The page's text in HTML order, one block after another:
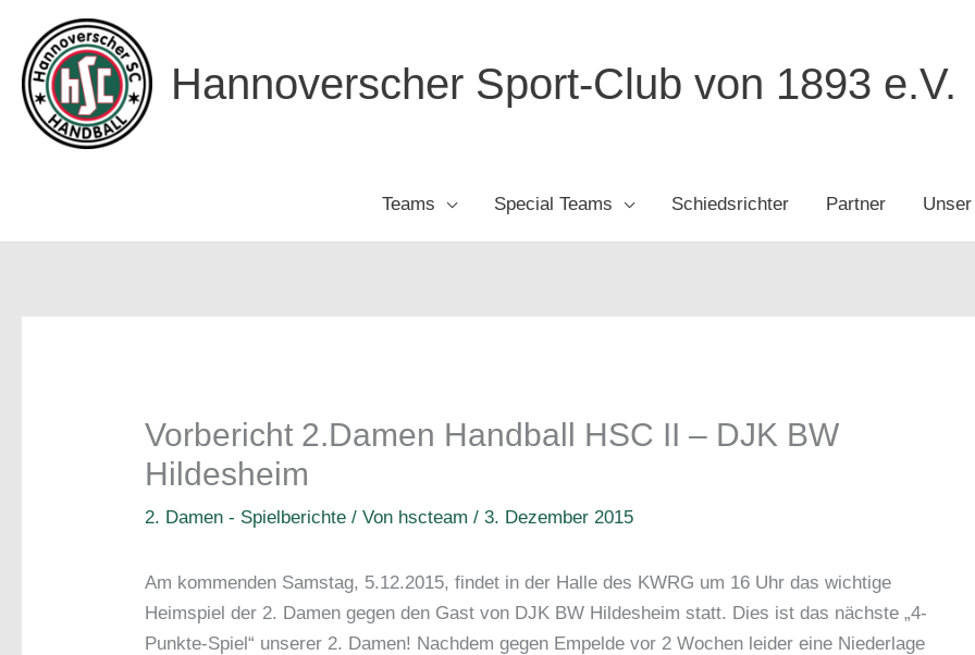
Inhalt
springen
Hannoverscher Sport-Club von 1893 e.V.
Teams Special Teams Schiedsrichter Partner
Vorbericht 2.Damen Handball HSC II – DJK BW
Hildesheim
2. Damen - Spielberichte / Von hscteam/3. Dezember 2015
Am kommenden Samstag, 5.12.2015, findet in der Halle des KWRG um 16 Uhr das wichtige
Heimspiel der 2. Damen gegen den Gast von DJK BW Hildesheim statt. Dies ist das nächste „4-
Punkte-Spiel“ unserer 2. Damen! Nachdem gegen Empelde vor 2 Wochen leider eine Niederlage